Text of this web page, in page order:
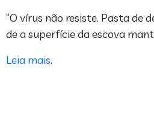
“O vírus não resiste. Pasta
de a superfície da escova
Leia mais.